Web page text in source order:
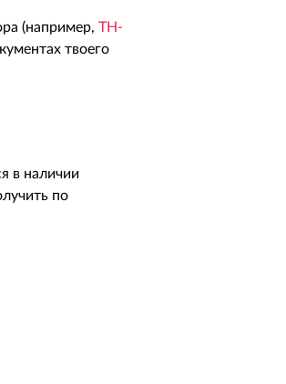
(например, TH-
твоего
в наличии
по